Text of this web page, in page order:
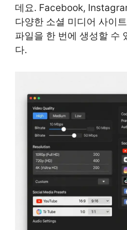
데요. Facebook,
다양한 소셜 미디어 사이
파일을 한 번에 생성할 수
다.